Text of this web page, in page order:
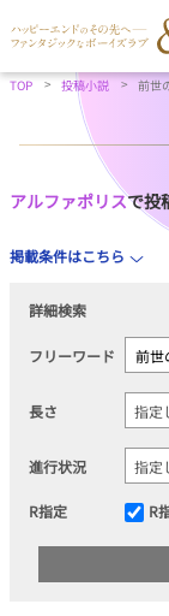
TOP 投稿小説 前世
アルファポリスで投
掲載条件はこちら
詳細検索
フリーワード
長さ
進行状況
R指定 R